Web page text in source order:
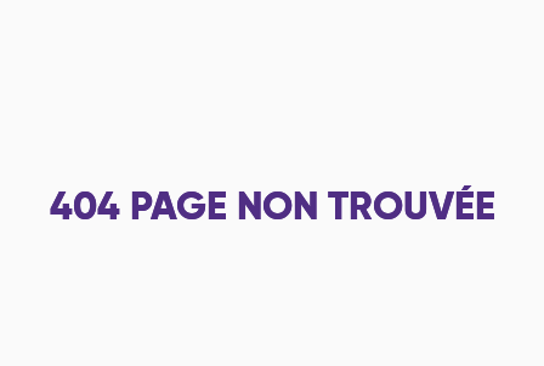
404 PAGE NON TROUVÉE